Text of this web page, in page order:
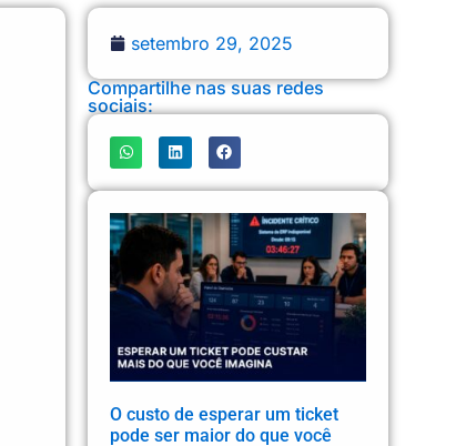
setembro 29, 2025
Compartilhe nas suas redes
sociais:
O custo de esperar um ticket
pode ser maior do que você